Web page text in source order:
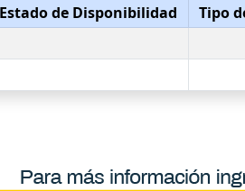
Estado de Disponibilidad Tipo